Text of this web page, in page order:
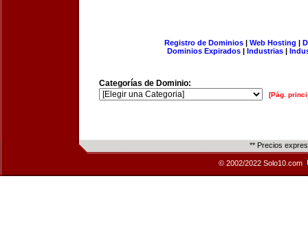
Registro de Dominios| Web Hosting |
Dominios Expirados | Industrias |
Categorías de Dominio:
[Pág.
** Precios
© 2002/2022 Solo10.com